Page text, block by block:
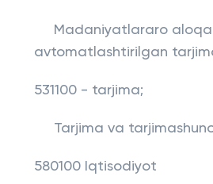
Madaniyatlararo aloqa
avtomatlashtirilgan
531100 - tarjima;
Tarjima va
580100 Iqtisodiyot